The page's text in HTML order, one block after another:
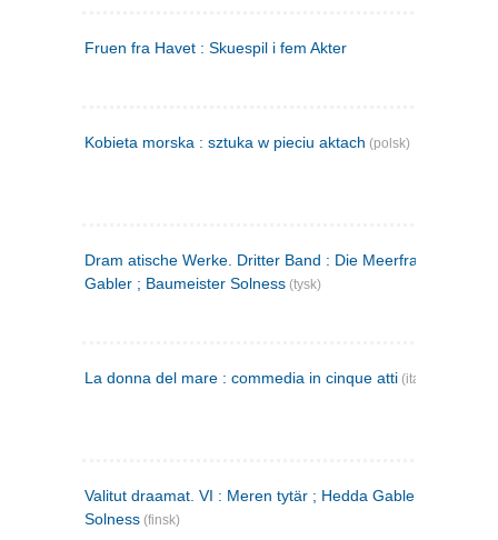
Fruen fra Havet : Skuespil i fem Akter
Kobieta morska : sztuka w pieciu aktach (polsk)
Dram atische Werke. Dritter Band : Die Meerfrau ; Hedda
Gabler ; Baumeister Solness (tysk)
La donna del mare : commedia in cinque atti (italiensk)
Valitut draamat. VI : Meren tytär ; Hedda Gabler ;
Solness (finsk)